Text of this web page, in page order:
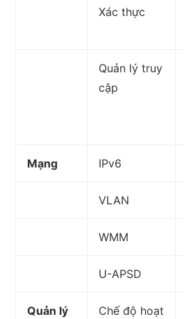
Xác thực
Quản lý truy
cập
Mạng IPv6
VLAN
WMM
U-APSD
Quản lý
Chế độ hoạt